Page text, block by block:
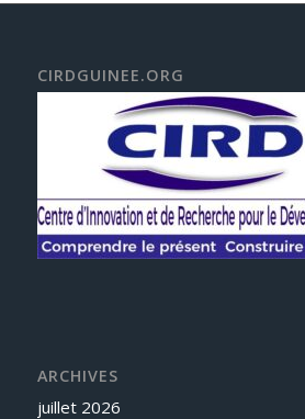
CIRDGUINEE.ORG
ARCHIVES
juillet 2026